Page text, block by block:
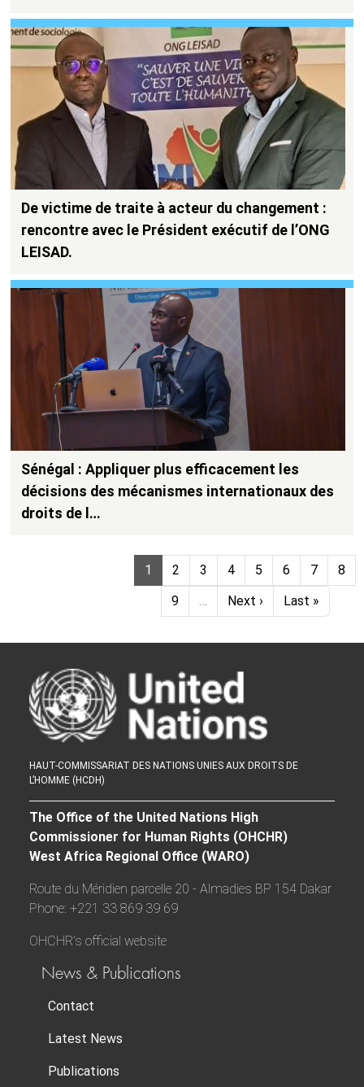
De victime de traite à acteur du changement :
rencontre avec le Président exécutif de l’ONG
LEISAD.
Sénégal : Appliquer plus efficacement les
décisions des mécanismes internationaux des
droits de l…
Page
1 Page
2 Page
3 Page
4 Page
5 Page
6 Page
7
8
Page
9 … Next page
Next › Last page
Last »
HAUT-COMMISSARIAT DES NATIONS UNIES AUX DROITS DE
L’HOMME (HCDH)
The Office of the United Nations High
Commissioner for Human Rights (OHCHR)
West Africa Regional Office (WARO)
Route du Méridien parcelle 20 - Almadies BP 154 Dakar
Phone: +221 33 869 39 69
OHCHR’s official website
News & Publications
Contact
Latest News
Publications